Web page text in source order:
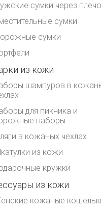
сумки через плечо
сумки
сумки
из кожи
шампуров в
для пикника и
наборы
в кожаных чехлах
из кожи
кружки
из кожи
кожаные